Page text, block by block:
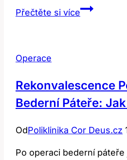
Přečtěte si víceKompresní
Operace
Rekonvalescence
Bederní Páteře:
OdPoliklinika Cor Deus.cz
Po operaci bederní páteře